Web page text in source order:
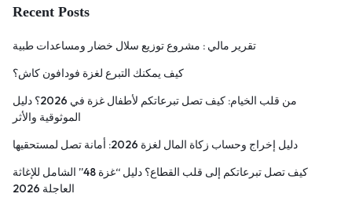
Recent Posts
تقرير مالي : مشروع توزيع سلال خضار ومساعدات طبية
كيف يمكنك التبرع لغزة فودافون كاش؟
من قلب الخيام: كيف تصل تبرعاتكم لأطفال غزة في 2026؟ دليل
الموثوقية والأثر
دليل إخراج وحساب زكاة المال لغزة 2026: أمانة تصل لمستحقيها
كيف تصل تبرعاتكم إلى قلب القطاع؟ دليل “غزة 48” الشامل للإغاثة
العاجلة 2026